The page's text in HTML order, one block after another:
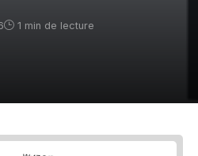
1 min de lecture